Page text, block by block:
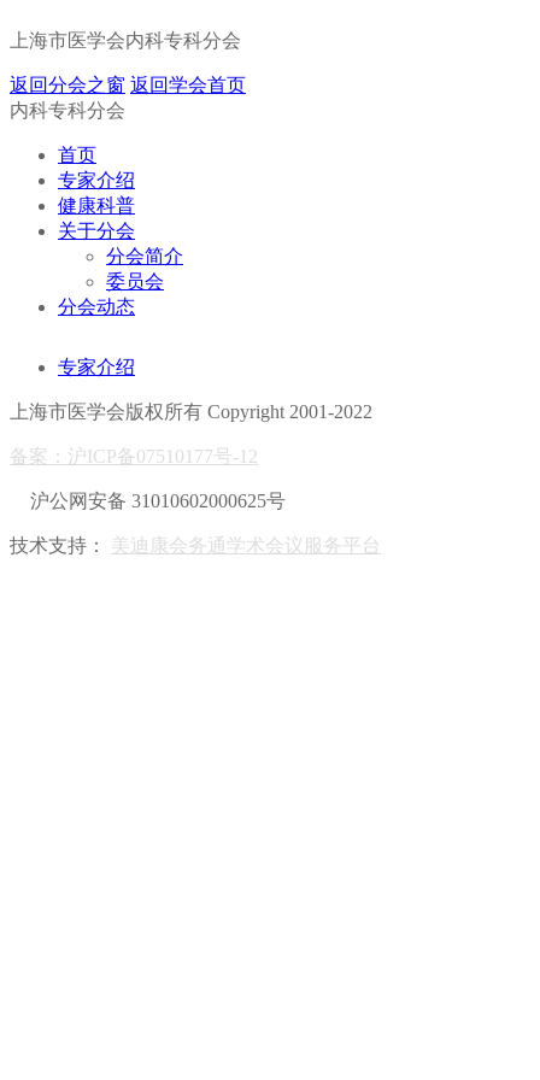
上海市医学会内科专科分会
返回分会之窗 返回学会首页
内科专科分会
首页
专家介绍
健康科普
关于分会
分会简介
委员会
分会动态
专家介绍
上海市医学会版权所有 Copyright 2001-2022
备案：沪ICP备07510177号-12
沪公网安备 31010602000625号
技术支持： 美迪康会务通学术会议服务平台